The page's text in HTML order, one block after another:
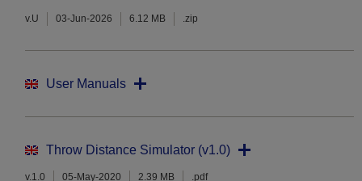
v.U 03-Jun-2026 6.12 MB .zip
User Manuals
Throw Distance Simulator (v1.0)
v.1.0 05-May-2020 2.39 MB .pdf